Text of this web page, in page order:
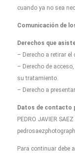
cuando ya no sea
Comunicación de
Derechos que
– Derecho a retirar
– Derecho de
su tratamiento.
– Derecho a
Datos de contacto
PEDRO JAVIER
Para continuar debe